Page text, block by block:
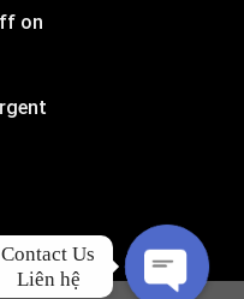
on
Contact Us
Liên hệ